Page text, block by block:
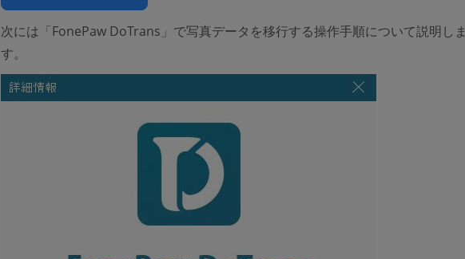
次には「FonePaw DoTrans」で写真データを移行する操作手順について説明しま
す。